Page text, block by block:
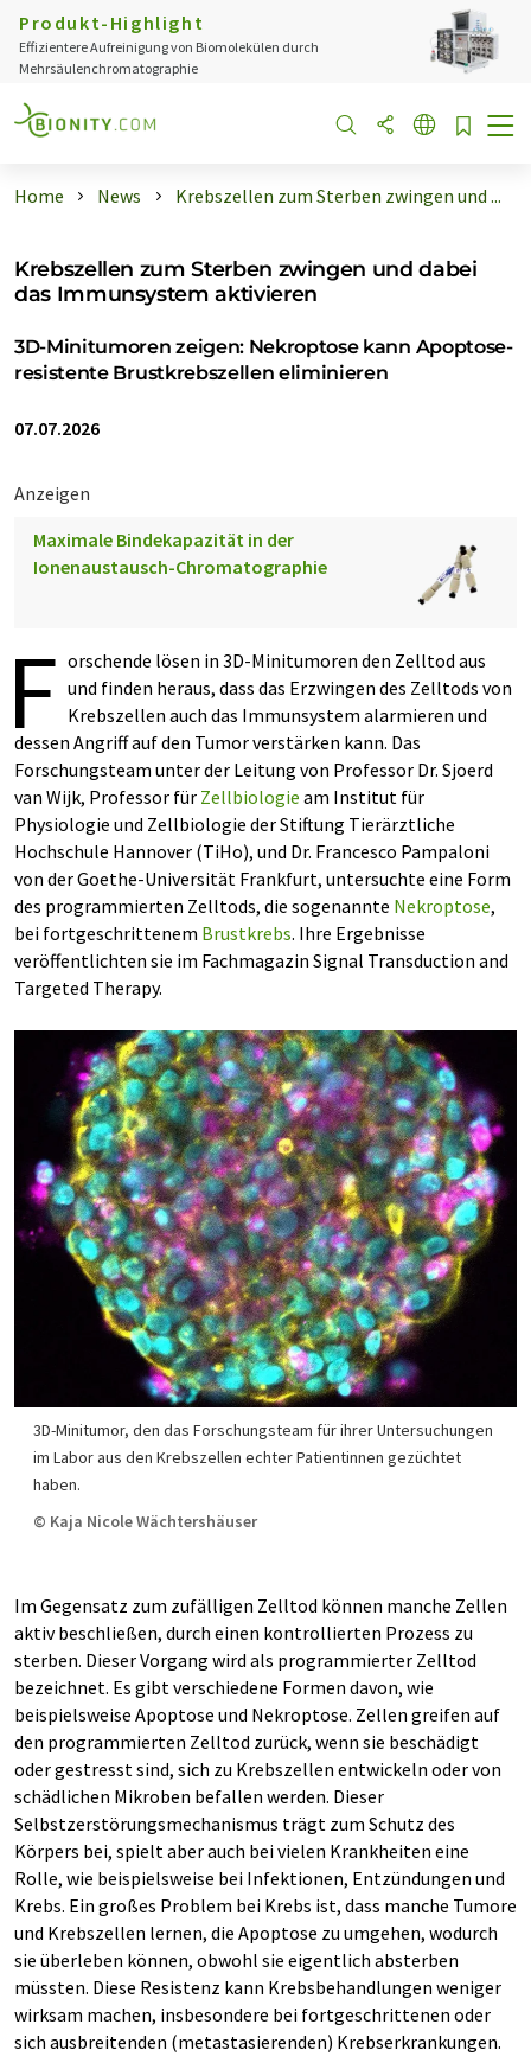
Produkt-Highlight
Effizientere Aufreinigung von Biomolekülen durch
Mehrsäulenchromatographie
Home News Krebszellen zum Sterben zwingen und ...
Krebszellen zum Sterben zwingen und dabei
das Immunsystem aktivieren
3D-Minitumoren zeigen: Nekroptose kann Apoptose-
resistente Brustkrebszellen eliminieren
07.07.2026
Anzeigen
Maximale Bindekapazität in der
Ionenaustausch-Chromatographie
F orschende lösen in 3D-Minitumoren den Zelltod aus
und finden heraus, dass das Erzwingen des Zelltods von
Krebszellen auch das Immunsystem alarmieren und
dessen Angriff auf den Tumor verstärken kann. Das
Forschungsteam unter der Leitung von Professor Dr. Sjoerd
van Wijk, Professor für Zellbiologie am Institut für
Physiologie und Zellbiologie der Stiftung Tierärztliche
Hochschule Hannover (TiHo), und Dr. Francesco Pampaloni
von der Goethe-Universität Frankfurt, untersuchte eine Form
des programmierten Zelltods, die sogenannte Nekroptose,
bei fortgeschrittenem Brustkrebs. Ihre Ergebnisse
veröffentlichten sie im Fachmagazin Signal Transduction and
Targeted Therapy.
3D-Minitumor, den das Forschungsteam für ihrer Untersuchungen
im Labor aus den Krebszellen echter Patientinnen gezüchtet
haben.
© Kaja Nicole Wächtershäuser
Im Gegensatz zum zufälligen Zelltod können manche Zellen
aktiv beschließen, durch einen kontrollierten Prozess zu
sterben. Dieser Vorgang wird als programmierter Zelltod
bezeichnet. Es gibt verschiedene Formen davon, wie
beispielsweise Apoptose und Nekroptose. Zellen greifen auf
den programmierten Zelltod zurück, wenn sie beschädigt
oder gestresst sind, sich zu Krebszellen entwickeln oder von
schädlichen Mikroben befallen werden. Dieser
Selbstzerstörungsmechanismus trägt zum Schutz des
Körpers bei, spielt aber auch bei vielen Krankheiten eine
Rolle, wie beispielsweise bei Infektionen, Entzündungen und
Krebs. Ein großes Problem bei Krebs ist, dass manche Tumore
und Krebszellen lernen, die Apoptose zu umgehen, wodurch
sie überleben können, obwohl sie eigentlich absterben
müssten. Diese Resistenz kann Krebsbehandlungen weniger
wirksam machen, insbesondere bei fortgeschrittenen oder
sich ausbreitenden (metastasierenden) Krebserkrankungen.